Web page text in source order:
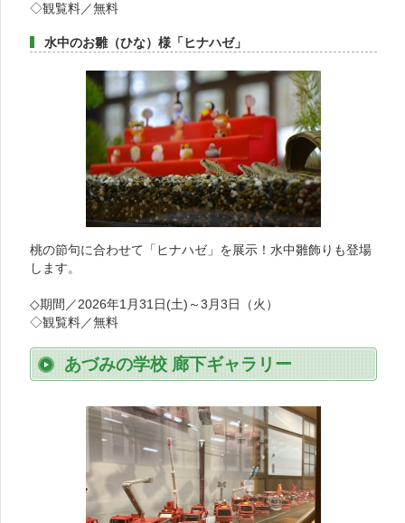
◇観覧料／無料
水中のお雛（ひな）様「ヒナハゼ」
桃の節句に合わせて「ヒナハゼ」を展示！水中雛飾りも登場
します。
◇期間／2026年1月31日(土)～3月3日（火）
◇観覧料／無料
あづみの学校 廊下ギャラリー